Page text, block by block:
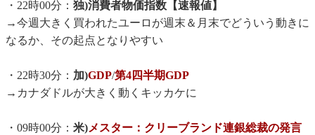
・22時00分： 独)消費者物価指数【速報値】
→今週大きく買われたユーロが週末＆月末でどういう動きに
なるか、その起点となりやすい
・22時30分： 加)GDP/第4四半期GDP
→カナダドルが大きく動くキッカケに
・09時00分： 米)メスター：クリーブランド連銀総裁の発言